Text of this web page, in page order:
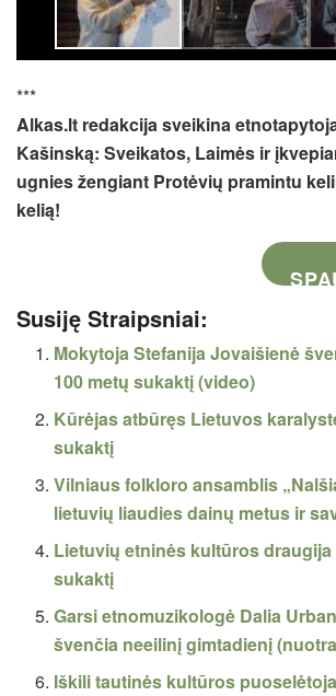
***
Alkas.lt redakcija sveikina
Kašinską: Sveikatos, Laimės ir
ugnies žengiant Protėvių pramintu
kelią!
Susiję Straipsniai:
Mokytoja Stefanija Jovaišienė
100 metų sukaktį (video)
Kūrėjas atbūręs Lietuvos
sukaktį
Vilniaus folkloro ansamblis
lietuvių liaudies dainų metus ir
Lietuvių etninės kultūros draugija
sukaktį
Garsi etnomuzikologė Dalia
švenčia neeilinį gimtadienį
Iškili tautinės kultūros